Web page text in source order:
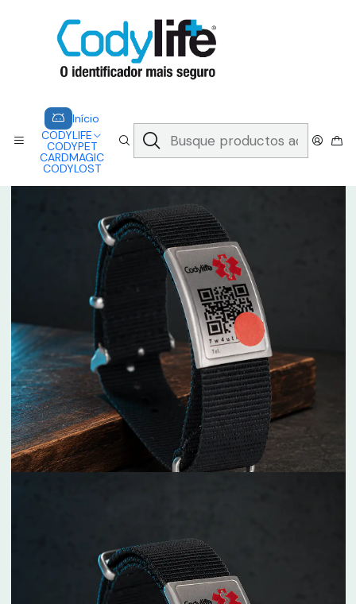
Início
CODYLIFE
CODYPET
CARDMAGIC
CODYLOST
A CODYLIFE PERMITE AOS SOCORRISTAS ACEDER
INSTANTANEAMENTE AOS SEUS DADOS ATRAVÉS DE UM QR CODE
Saber mais